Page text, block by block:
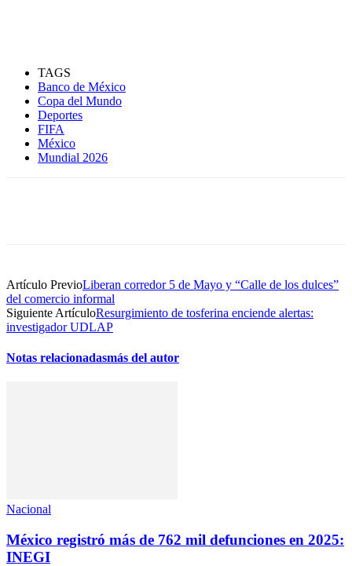
TAGS
Banco de México
Copa del Mundo
Deportes
FIFA
México
Mundial 2026
Artículo PrevioLiberan corredor 5 de Mayo y “Calle de los dulces”
del comercio informal
Siguiente ArtículoResurgimiento de tosferina enciende alertas:
investigador UDLAP
Notas relacionadasmás del autor
Nacional
México registró más de 762 mil defunciones en 2025:
INEGI